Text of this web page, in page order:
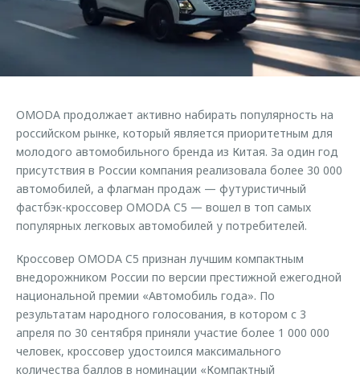
Страхование
Кредитный калькулятор
Оригинальные аксессуары
Запчасти
Трейд-ин
Калькулятор трейд-ин
Клиентская поддержка
Клуб владельцев OMODA
Аксессуары
Одежда и сувениры
Оригинальные аксессуары
Запчасти
Обратная связь
OMODA продолжает активно набирать популярность на
российском рынке, который является приоритетным для
молодого автомобильного бренда из Китая. За один год
присутствия в России компания реализовала более 30 000
автомобилей, а флагман продаж — футуристичный
фастбэк-кроссовер OMODA C5 — вошел в топ самых
популярных легковых автомобилей у потребителей.
Кроссовер OMODA C5 признан лучшим компактным
внедорожником России по версии престижной ежегодной
национальной премии «Автомобиль года». По
результатам народного голосования, в котором с 3
апреля по 30 сентября приняли участие более 1 000 000
человек, кроссовер удостоился максимального
количества баллов в номинации «Компактный